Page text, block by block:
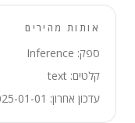
אותות מהירים
ספק: Inference
קלטים: text
עדכון אחרון: 2025-01-01